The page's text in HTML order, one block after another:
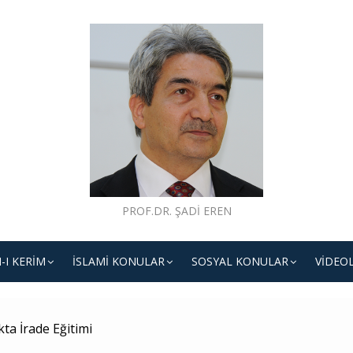
PROF.DR. ŞADI EREN
I KERIM İSLAMI KONULAR SOSYAL KONULAR
İrade Eğitimi